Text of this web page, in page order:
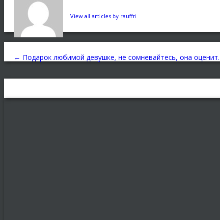
View all articles by rauffri
← Подарок любимой девушке, не сомневайтесь, она